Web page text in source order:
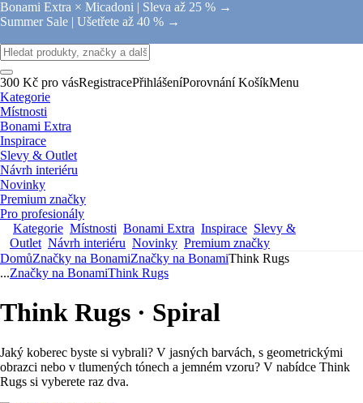
Bonami Extra × Micadoni | Sleva až 25 % →
Summer Sale | Ušetřete až 40 % →
300 Kč pro vásRegistracePřihlášeníPorovnání KošíkMenu
Kategorie
Místnosti
Bonami Extra
Inspirace
Slevy & Outlet
Návrh interiéru
Novinky
Premium značky
Pro profesionály
Kategorie Místnosti Bonami Extra Inspirace Slevy &
Outlet Návrh interiéru Novinky Premium značky
DomůZnačky na BonamiZnačky na BonamiThink Rugs
...Značky na BonamiThink Rugs
Think Rugs · Spiral
Jaký koberec byste si vybrali? V jasných barvách, s geometrickými
obrazci nebo v tlumených tónech a jemném vzoru? V nabídce Think
Rugs si vyberete raz dva.